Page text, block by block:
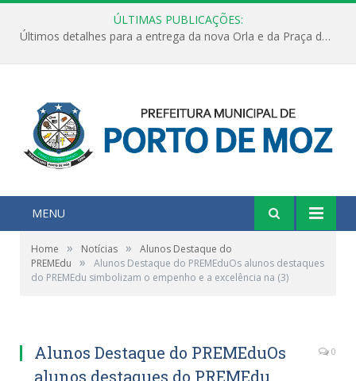
ÚLTIMAS PUBLICAÇÕES:
Últimos detalhes para a entrega da nova Orla e da Praça do Praião
MENU
Home » Notícias »
Alunos Destaque do
PREMEdu
»
Alunos Destaque do PREMEduOs alunos destaques
do PREMEdu simbolizam o empenho e a excelência na (3)
Alunos Destaque do PREMEduOs
alunos destaques do PREMEdu
0